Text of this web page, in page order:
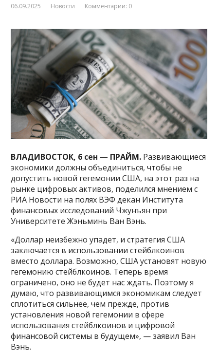
06.09.2025 Новости Комментарии: 0
ВЛАДИВОСТОК, 6 сен — ПРАЙМ. Развивающиеся
экономики должны объединиться, чтобы не
допустить новой гегемонии США, на этот раз на
рынке цифровых активов, поделился мнением с
РИА Новости на полях ВЭФ декан Института
финансовых исследований Чжунъян при
Университете Жэньминь Ван Вэнь.
«Доллар неизбежно упадет, и стратегия США
заключается в использовании стейблкоинов
вместо доллара. Возможно, США установят новую
гегемонию стейблкоинов. Теперь время
ограничено, оно не будет нас ждать. Поэтому я
думаю, что развивающимся экономикам следует
сплотиться сильнее, чем прежде, против
установления новой гегемонии в сфере
использования стейблкоинов и цифровой
финансовой системы в будущем», — заявил Ван
Вэнь.